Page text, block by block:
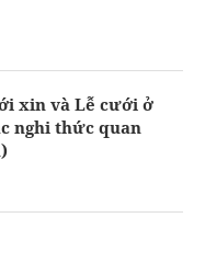
xin và Lễ cưới ở
nghi thức quan